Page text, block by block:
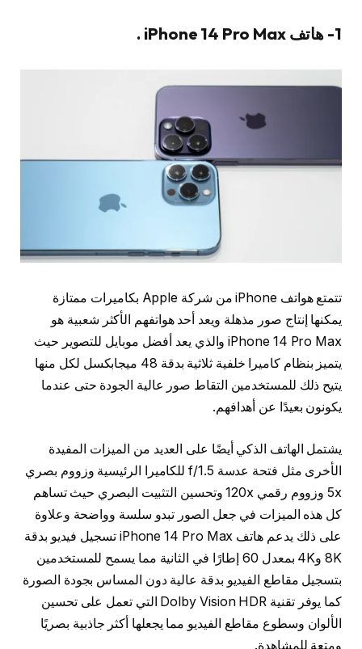
1- هاتف iPhone 14 Pro Max .
تتمتع هواتف iPhone من شركة Apple بكاميرات ممتازة
يمكنها إنتاج صور مذهلة ويعد أحد هواتفهم الأكثر شعبية هو
iPhone 14 Pro Max والذي يعد أفضل موبايل للتصوير حيث
يتميز بنظام كاميرا خلفية ثلاثية بدقة 48 ميجابكسل لكل منها
يتيح ذلك للمستخدمين التقاط صور عالية الجودة حتى عندما
يكونون بعيدًا عن أهدافهم.
يشتمل الهاتف الذكي أيضًا على العديد من الميزات المفيدة
الأخرى مثل فتحة عدسة f/1.5 للكاميرا الرئيسية وزووم بصري
5x وزووم رقمي 120x وتحسين التثبيت البصري حيث تساهم
كل هذه الميزات في جعل الصور تبدو سلسة وواضحة وعلاوة
على ذلك يدعم هاتف iPhone 14 Pro Max تسجيل فيديو بدقة
8K و4K بمعدل 60 إطارًا في الثانية مما يسمح للمستخدمين
بتسجيل مقاطع الفيديو بدقة عالية دون المساس بجودة الصورة
كما يوفر تقنية Dolby Vision HDR التي تعمل على تحسين
الألوان وسطوع مقاطع الفيديو مما يجعلها أكثر جاذبية بصريًا
ومتعة للمشاهدة.